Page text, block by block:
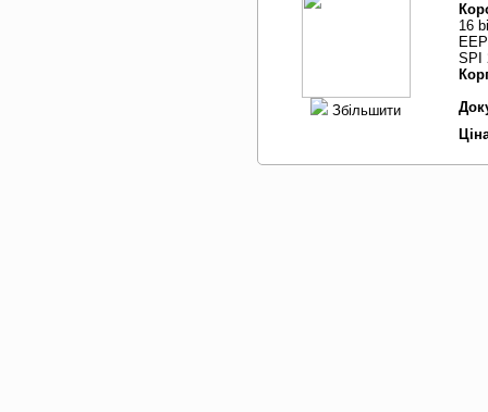
Збільшити
16
SPI